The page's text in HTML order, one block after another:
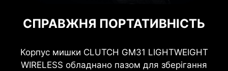
СПРАВЖНЯ ПОРТАТИВНІСТЬ
Корпус мишки CLUTCH GM31 LIGHTWEIGHT
WIRELESS обладнано пазом для зберігання